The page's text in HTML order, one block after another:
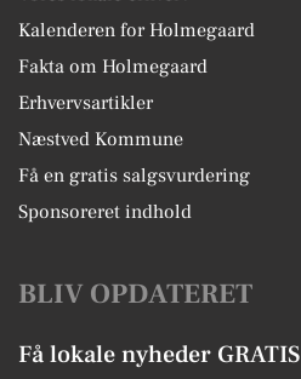
Kalenderen for Holmegaard
Fakta om Holmegaard
Erhvervsartikler
Næstved Kommune
Få en gratis salgsvurdering
Sponsoreret indhold
BLIV OPDATERET
Få lokale nyheder GRATIS